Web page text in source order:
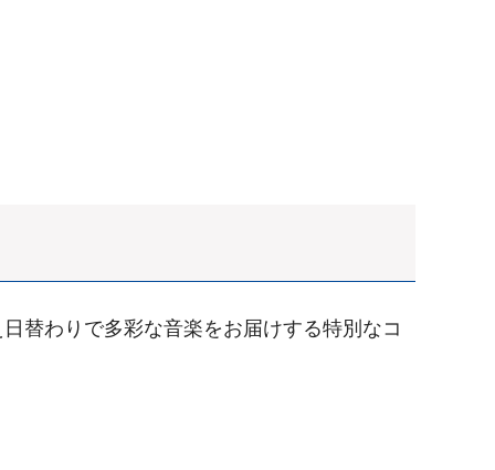
替わりで多彩な音楽をお届けする特別なコ